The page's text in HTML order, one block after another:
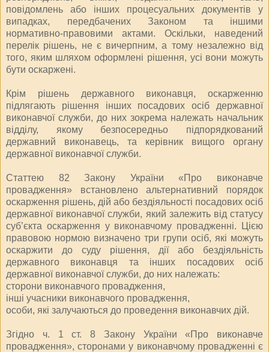
повідомлень або інших процесуальних документів у
випадках, передбачених Законом та іншими
нормативно-правовими актами. Оскільки, наведений
перелік рішень, не є вичерпним, а тому незалежно від
того, яким шляхом оформлені рішення, усі вони можуть
бути оскаржені.
Крім рішень державного виконавця, оскарженню
підлягають рішення інших посадових осіб державної
виконавчої служби, до них зокрема належать начальник
відділу, якому безпосередньо підпорядкований
державний виконавець, та керівник вищого органу
державної виконавчої служби.
Статтею 82 Закону України «Про виконавче
провадження» встановлено альтернативний порядок
оскарження рішень, дій або бездіяльності посадових осіб
державної виконавчої служби, який залежить від статусу
суб’єкта оскарження у виконавчому провадженні. Цією
правовою нормою визначено три групи осіб, які можуть
оскаржити до суду рішення, дії або бездіяльність
державного виконавця та інших посадових осіб
державної виконавчої служби, до них належать:
сторони виконавчого провадження,
інші учасники виконавчого провадження,
особи, які залучаються до проведення виконавчих дій.
Згідно ч. 1 ст. 8 Закону України «Про виконавче
провадження», сторонами у виконавчому провадженні є